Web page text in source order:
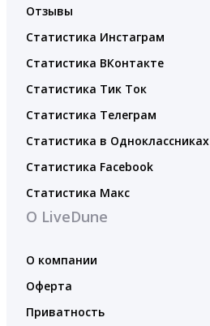
Отзывы
Статистика Инстаграм
Статистика ВКонтакте
Статистика Тик Ток
Статистика Телеграм
Статистика в Одноклассниках
Статистика Facebook
Статистика Макс
О LiveDune
О компании
Оферта
Приватность